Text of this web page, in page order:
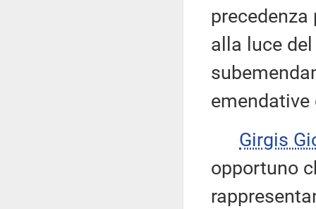
precedenza
alla luce
emendative
Girgis
opportuno